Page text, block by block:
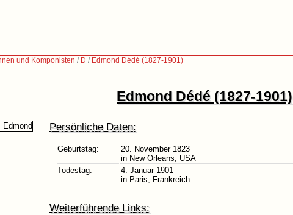
und Komponisten / D / Edmond Dédé (1827-1901)
Edmond Dédé (1827-1901)
Persönliche Daten:
Geburtstag:
20. November 1823
in New Orleans, USA
Todestag:
4. Januar 1901
in Paris, Frankreich
Weiterführende Links: